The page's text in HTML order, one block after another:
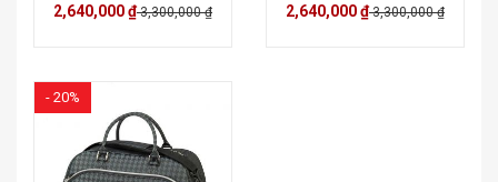
2,640,000 ₫3,300,000 ₫
2,640,000 ₫3,300,000 ₫
- 20%